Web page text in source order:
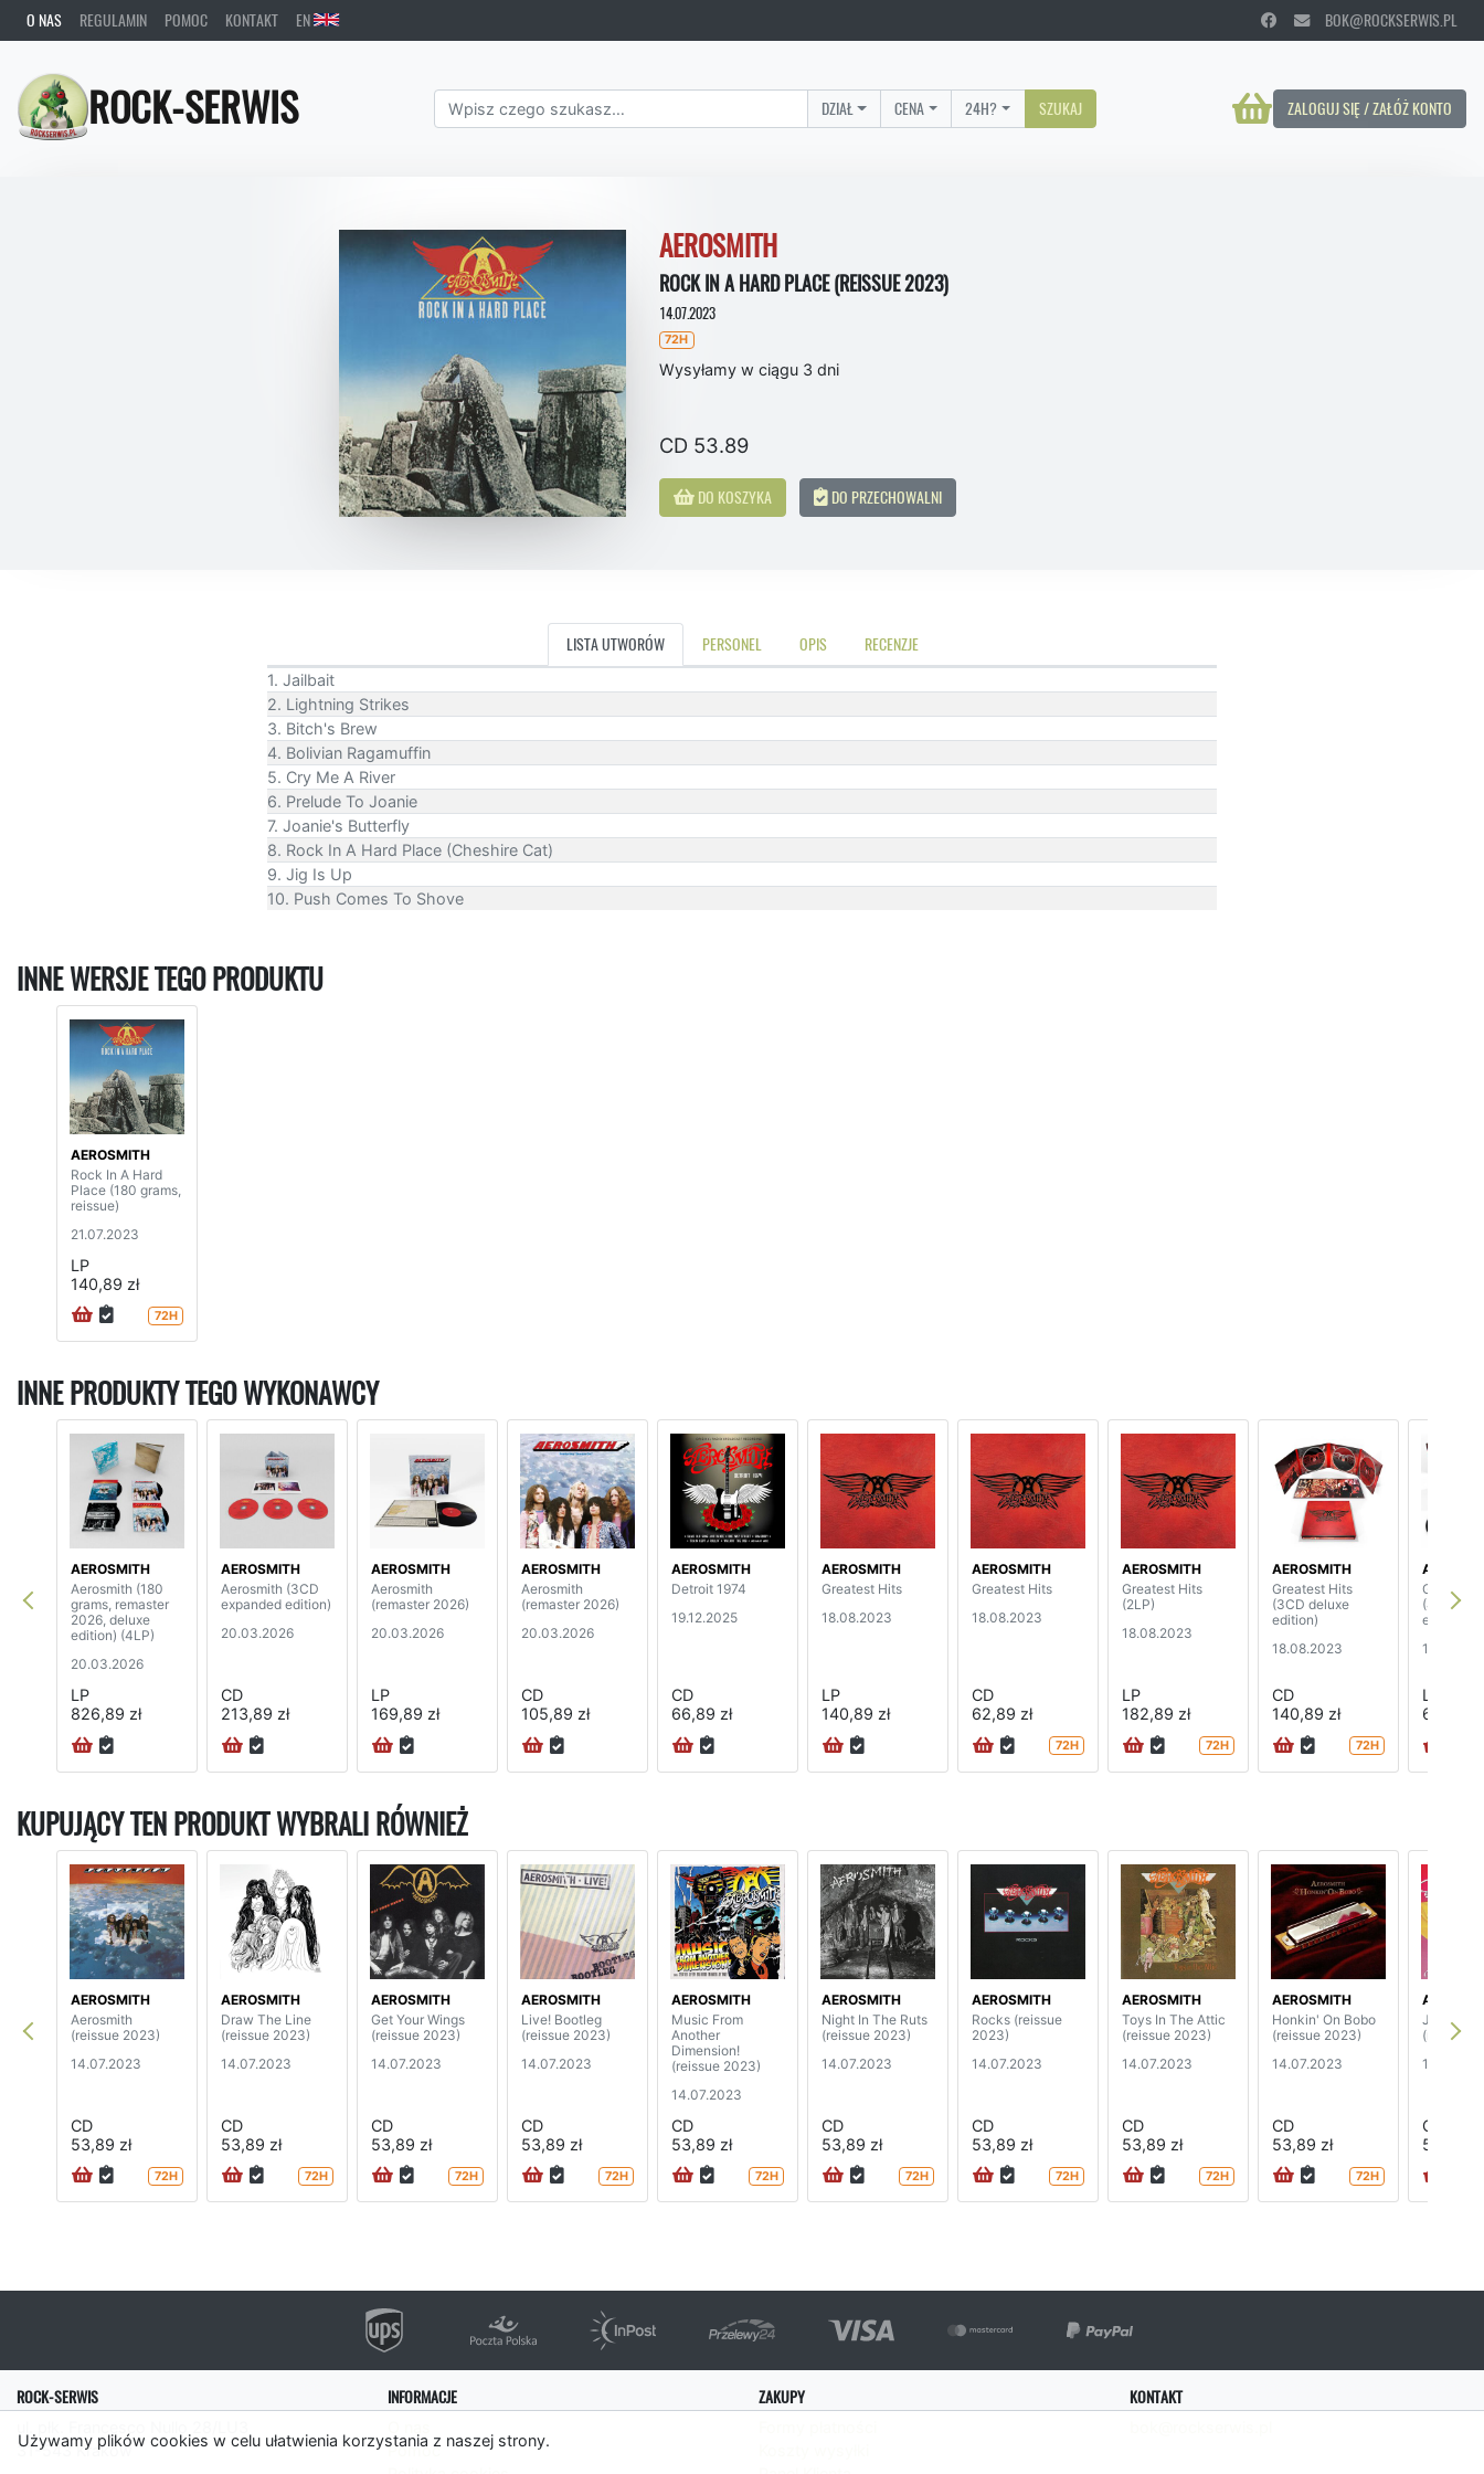
Używamy plików cookies w celu ułatwienia korzystania z naszej strony.
O NAS REGULAMIN POMOC KONTAKT EN BOK@ROCKSERWIS.PL
ROCK-SERWIS ZALOGUJ SIĘ / ZAŁÓŻ KONTO
DZIAŁ CENA 24H? SZUKAJ
AEROSMITH
ROCK IN A HARD PLACE (REISSUE 2023)
14.07.2023
72H
Wysyłamy w ciągu 3 dni
CD 53.89
DO KOSZYKA DO PRZECHOWALNI
LISTA UTWORÓW PERSONEL OPIS RECENZJE
1. Jailbait
2. Lightning Strikes
3. Bitch's Brew
4. Bolivian Ragamuffin
5. Cry Me A River
6. Prelude To Joanie
7. Joanie's Butterfly
8. Rock In A Hard Place (Cheshire Cat)
9. Jig Is Up
10. Push Comes To Shove
INNE WERSJE TEGO PRODUKTU
AEROSMITH
Rock In A Hard
Place (180 grams,
reissue)
21.07.2023
LP
140,89 zł
72H
INNE PRODUKTY TEGO WYKONAWCY
AEROSMITH
Aerosmith (180
grams, remaster
2026, deluxe
edition) (4LP)
20.03.2026
LP
826,89 zł
AEROSMITH
Aerosmith (3CD
expanded edition)
20.03.2026
CD
213,89 zł
AEROSMITH
Aerosmith
(remaster 2026)
20.03.2026
LP
169,89 zł
AEROSMITH
Aerosmith
(remaster 2026)
20.03.2026
CD
105,89 zł
AEROSMITH
Detroit 1974
19.12.2025
CD
66,89 zł
AEROSMITH
Greatest Hits
18.08.2023
LP
140,89 zł
AEROSMITH
Greatest Hits
18.08.2023
CD
62,89 zł
72H
AEROSMITH
Greatest Hits
(2LP)
18.08.2023
LP
182,89 zł
72H
AEROSMITH
Greatest Hits
(3CD deluxe
edition)
18.08.2023
CD
140,89 zł
72H
Greatest
(4LP
edition)
LP
660,89
KUPUJĄCY TEN PRODUKT WYBRALI RÓWNIEŻ
AEROSMITH
Aerosmith
(reissue 2023)
14.07.2023
CD
53,89 zł
72H
AEROSMITH
Draw The Line
(reissue 2023)
14.07.2023
CD
53,89 zł
72H
AEROSMITH
Get Your Wings
(reissue 2023)
14.07.2023
CD
53,89 zł
72H
AEROSMITH
Live! Bootleg
(reissue 2023)
14.07.2023
CD
53,89 zł
72H
AEROSMITH
Music From
Another
Dimension!
(reissue 2023)
14.07.2023
CD
53,89 zł
72H
AEROSMITH
Night In The Ruts
(reissue 2023)
14.07.2023
CD
53,89 zł
72H
AEROSMITH
Rocks (reissue
2023)
14.07.2023
CD
53,89 zł
72H
AEROSMITH
Toys In The Attic
(reissue 2023)
14.07.2023
CD
53,89 zł
72H
AEROSMITH
Honkin' On Bobo
(reissue 2023)
14.07.2023
CD
53,89 zł
72H
Just
(reissue
CD
53,89 zł
ROCK-SERWIS
31-543 Kraków
INFORMACJE
Pomoc
ZAKUPY KONTAKT